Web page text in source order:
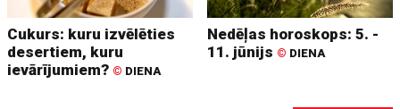
Cukurs: kuru izvēlēties
desertiem, kuru
ievārījumiem? © DIENA
Nedēļas horoskops: 5. -
11. jūnijs © DIENA